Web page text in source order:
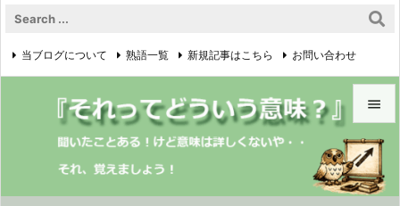


メニュ

当ブログについて 熟語一覧 新規記事はこちら お問い合わせ
プライバシーポリシー 